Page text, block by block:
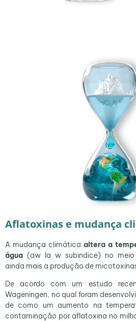
Aflatoxinas e mudança
A mudança climática altera a
água (aw la w subindice) no meio
ainda mais a produção de
De acordo com um estudo
Wageningen, no qual foram
de como um aumento na
contaminação por aflatoxina no